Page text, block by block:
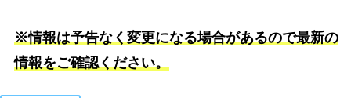
※情報は予告なく変更になる場合があるので最新の
情報をご確認ください。